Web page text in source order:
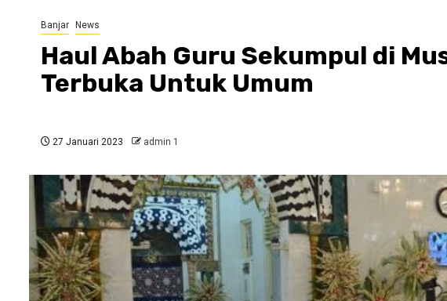
Banjar News
Haul Abah Guru Sekumpul di
Terbuka Untuk Umum
27 Januari 2023 admin 1